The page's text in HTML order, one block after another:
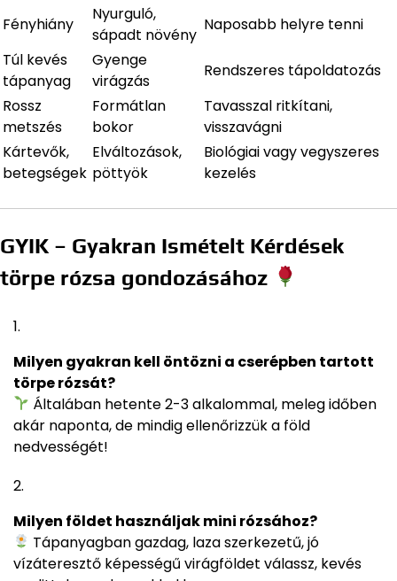
Fényhiány
Nyurguló,
sápadt növény
Naposabb helyre tenni
Túl kevés
tápanyag
Gyenge
virágzás
Rendszeres tápoldatozás
Rossz
metszés
Formátlan
bokor
Tavasszal ritkítani,
visszavágni
Kártevők,
betegségek
Elváltozások,
pöttyök
Biológiai vagy vegyszeres
kezelés
GYIK – Gyakran Ismételt Kérdések
törpe rózsa gondozásához
Milyen gyakran kell öntözni a cserépben tartott
törpe rózsát?
Általában hetente 2-3 alkalommal, meleg időben
akár naponta, de mindig ellenőrizzük a föld
nedvességét!
Milyen földet használjak mini rózsához?
Tápanyagban gazdag, laza szerkezetű, jó
vízáteresztő képességű virágföldet válassz, kevés